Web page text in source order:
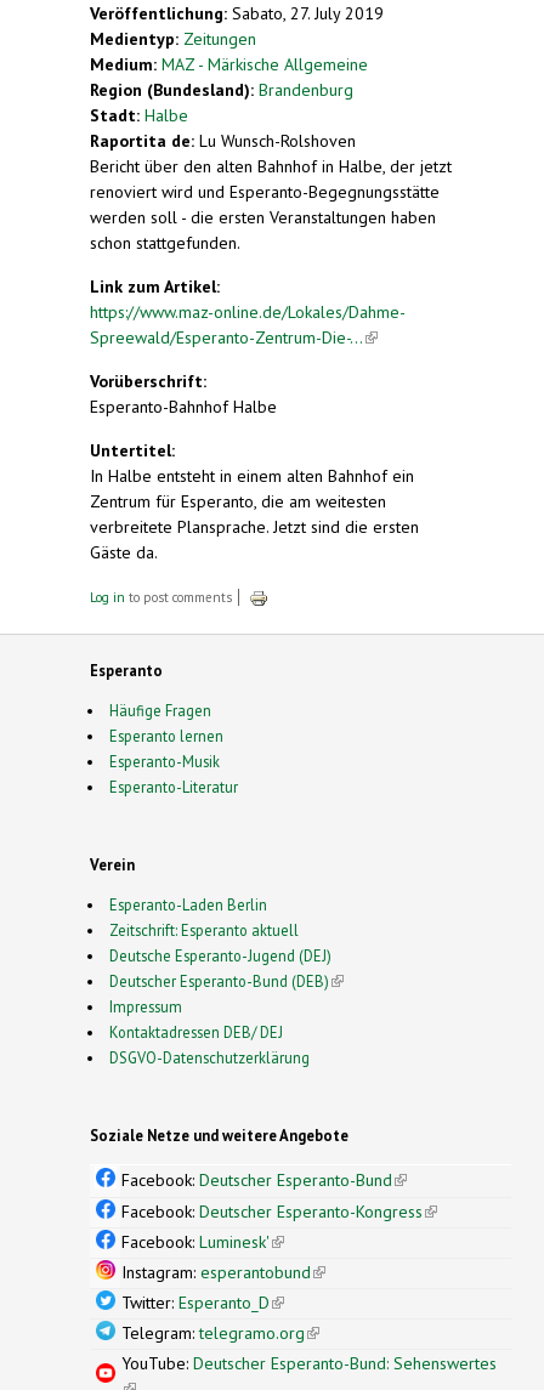
Veröffentlichung: Sabato, 27. July 2019
Medientyp: Zeitungen
Medium: MAZ - Märkische Allgemeine
Region (Bundesland): Brandenburg
Stadt: Halbe
Raportita de: Lu Wunsch-Rolshoven
Bericht über den alten Bahnhof in Halbe, der jetzt
renoviert wird und Esperanto-Begegnungsstätte
werden soll - die ersten Veranstaltungen haben
schon stattgefunden.
Link zum Artikel:
https://www.maz-online.de/Lokales/Dahme-
Spreewald/Esperanto-Zentrum-Die-...(link is
Vorüberschrift:
Esperanto-Bahnhof Halbe
Untertitel:
In Halbe entsteht in einem alten Bahnhof ein
Zentrum für Esperanto, die am weitesten
verbreitete Plansprache. Jetzt sind die ersten
Gäste da.
Log in to post comments
Esperanto
Häufige Fragen
Esperanto lernen
Esperanto-Musik
Esperanto-Literatur
Verein
Esperanto-Laden Berlin
Zeitschrift: Esperanto aktuell
Deutsche Esperanto-Jugend (DEJ)
Deutscher Esperanto-Bund (DEB)(link is external)
Impressum
Kontaktadressen DEB/ DEJ
DSGVO-Datenschutzerklärung
Soziale Netze und weitere Angebote
Facebook: Deutscher Esperanto-Bund(link is
external)
Facebook: Deutscher Esperanto-Kongress(link is
Facebook: Luminesk'(link is external)
Instagram: esperantobund(link is external)
Twitter: Esperanto_D(link is external)
Telegram:telegramo.org(link is external)
YouTube: Deutscher Esperanto-Bund: Sehenswertes